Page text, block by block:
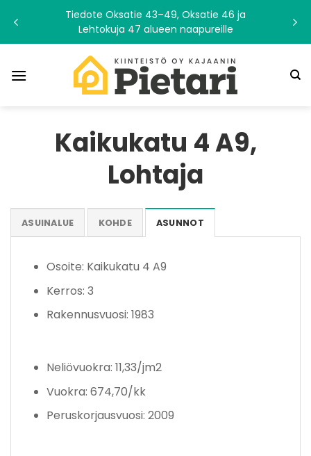
content
Tiedote Oksatie 43–49, Oksatie 46 ja
Lehtokuja 47 alueen naapureille
Kaikukatu 4 A9,
Lohtaja
ASUINALUE KOHDE ASUNNOT
Osoite: Kaikukatu 4 A9
Kerros: 3
Rakennusvuosi: 1983
Neliövuokra: 11,33/jm2
Vuokra: 674,70/kk
Peruskorjausvuosi: 2009